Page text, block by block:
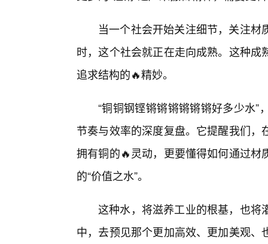
当一个社会开始关注细节，关注
时，这个社会就正在走向成熟。这种
追求结构的🔥精妙。
“铜铜钢铿锵锵锵锵锵锵好多少水
节奏与效率的深度复盘。它提醒我们
拥有铜的🔥灵动，更要懂得如何通过
的“价值之水”。
这种水，将滋养工业的根基，也将
中，去预见那个更加高效、更加美观